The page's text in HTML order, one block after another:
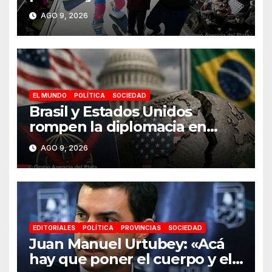
junto a más de 150 mil
personas el Día de la Niñez
en Malvinas Argentinas
AGO 9, 2026
EL MUNDO POLÍTICA SOCIEDAD
Brasil y Estados Unidos
rompen la diplomacia en
plena campaña electoral
AGO 9, 2026
EDITORIALES POLÍTICA PROVINCIAS SOCIEDAD
Juan Manuel Urtubey: «Acá
hay que poner el cuerpo y el